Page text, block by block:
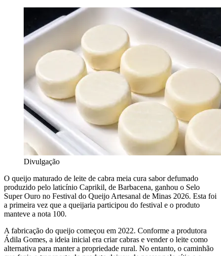
Divulgação
O queijo maturado de leite de cabra meia cura sabor defumado
produzido pelo laticínio Caprikil, de Barbacena, ganhou o Selo
Super Ouro no Festival do Queijo Artesanal de Minas 2026. Esta foi
a primeira vez que a queijaria participou do festival e o produto
manteve a nota 100.
A fabricação do queijo começou em 2022. Conforme a produtora
Ádila Gomes, a ideia inicial era criar cabras e vender o leite como
alternativa para manter a propriedade rural. No entanto, o caminhão